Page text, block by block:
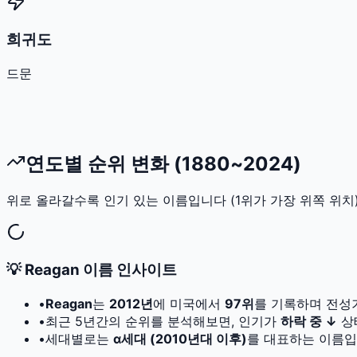
희귀도
드문
연도별 순위 변화 (1880~2024)
위로 올라갈수록 인기 있는 이름입니다 (1위가 가장 위쪽 위치
💡Reagan 이름 인사이트
•Reagan는 2012년에 미국에서 97위를 기록하며 전성
•최근 5년간의 순위를 분석해보면, 인기가 하락 중 ↓ 상
•세대별로는 α세대 (2010년대 이후)를 대표하는 이름